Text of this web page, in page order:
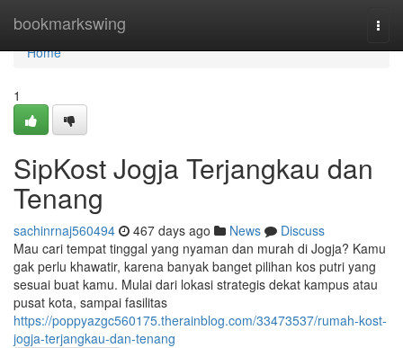
bookmarkswing
Home
Home
1
SipKost Jogja Terjangkau dan
Tenang
sachinrnaj560494 467 days ago News
Discuss
Mau cari tempat tinggal yang nyaman dan murah di Jogja? Kamu
gak perlu khawatir, karena banyak banget pilihan kos putri yang
sesuai buat kamu. Mulai dari lokasi strategis dekat kampus atau
pusat kota, sampai fasilitas
https://poppyazgc560175.therainblog.com/33473537/rumah-kost-
jogja-terjangkau-dan-tenang